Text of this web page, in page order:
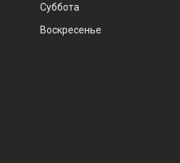
Суббота
Воскресенье